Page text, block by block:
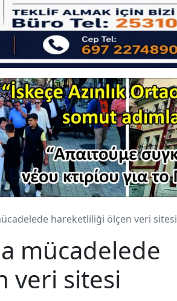
hareketliliği ölçen veri sitesi
mücadelede
veri sitesi